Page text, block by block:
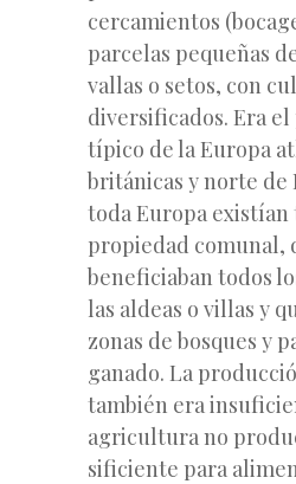
cercamientos
parcelas pequeñas
vallas o setos, con
diversificados. Era
típico de la Europa
británicas y norte de
toda Europa existían
propiedad comunal,
beneficiaban todos
las aldeas o villas y
zonas de bosques y
ganado. La
también era
agricultura no
sificiente para